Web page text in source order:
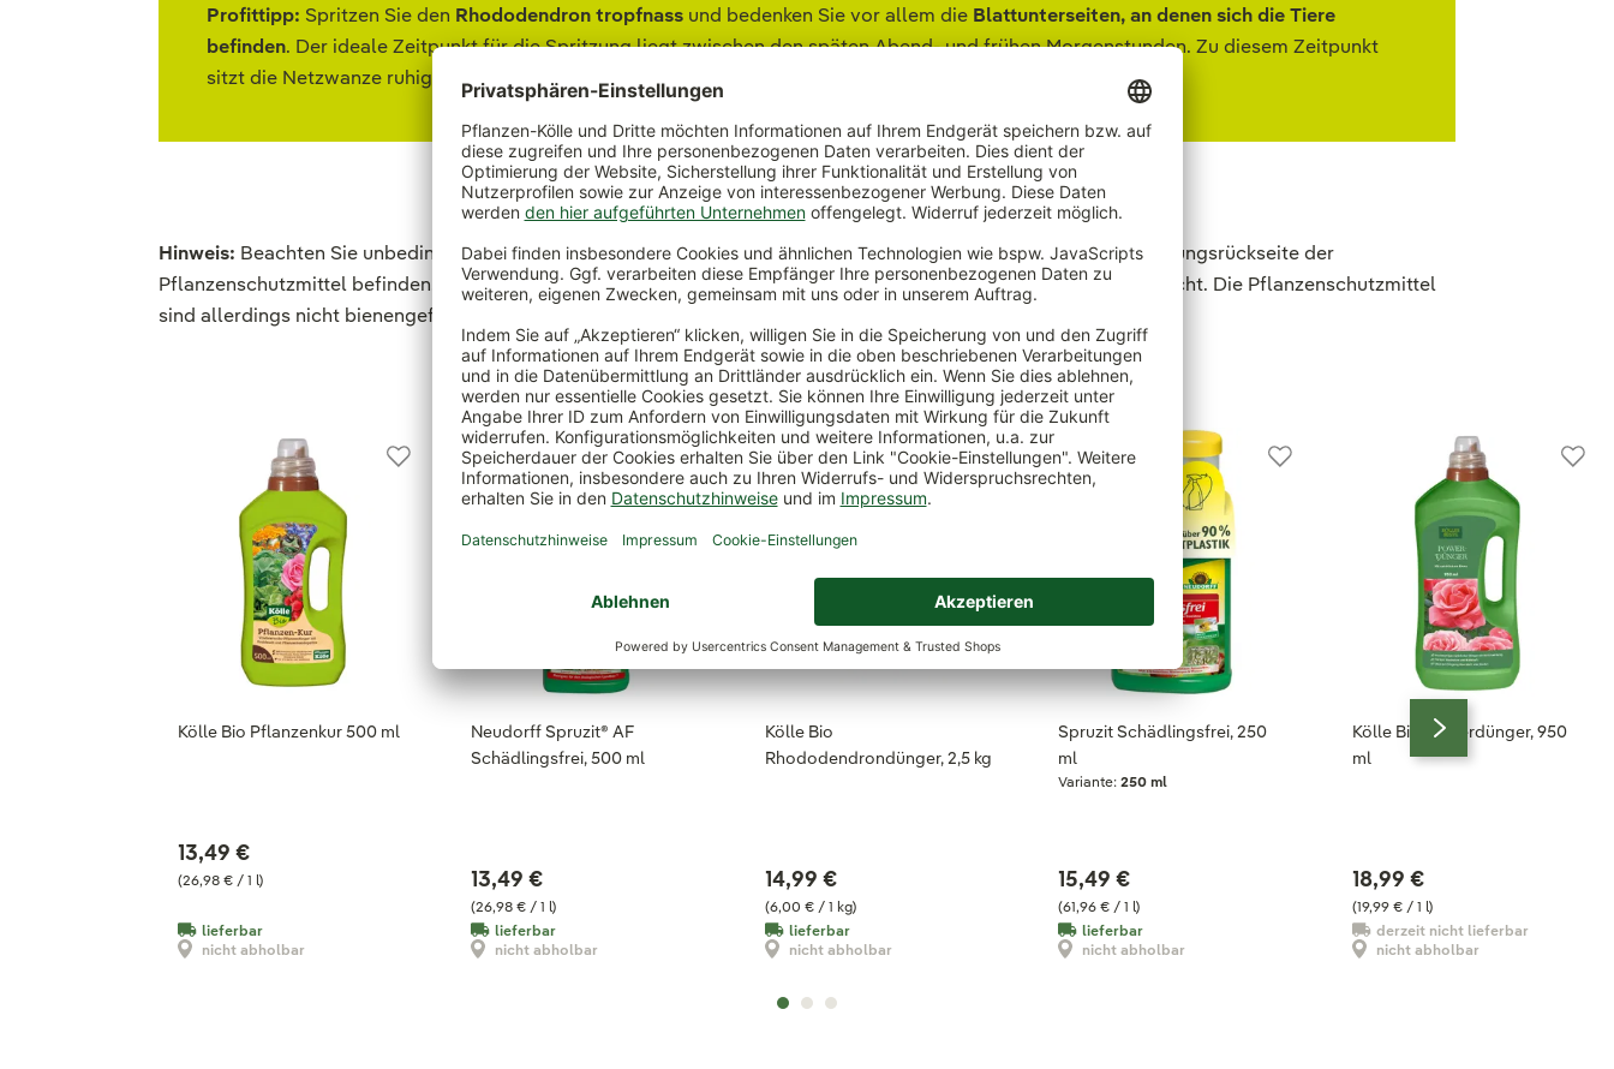
Profittipp: Spritzen Sie den Rhododendron tropfnass und bedenken Sie vor allem die Blattunterseiten, an denen sich die Tiere
befinden. Der ideale Zeitpunkt für die Spritzung liegt zwischen den späten Abend- und frühen Morgenstunden. Zu diesem Zeitpunkt
sitzt die Netzwanze ruhig an der Pflanze. Wiederholen Sie die Insektizidbehandlung nach einer Woche.
Hinweis: Beachten Sie unbedingt die Hinweise zur Anwendung und den Zulassungsgebieten, die sich auf der Packungsrückseite der
Pflanzenschutzmittel befinden. Lesen Sie auch die Warnhinweise und verwenden Sie die Mittel mit äußerster Vorsicht. Die Pflanzenschutzmittel
sind allerdings nicht bienengefährlich.
Kölle Bio Pflanzenkur 500 ml
(26,98 € / 1 l)
13,49 €
lieferbar
nicht abholbar
Neudorff Spruzit® AF
Schädlingsfrei, 500 ml
(26,98 € / 1 l)
13,49 €
lieferbar
nicht abholbar
Kölle Bio
Rhododendrondünger, 2,5 kg
(6,00 € / 1 kg)
14,99 €
lieferbar
nicht abholbar
Spruzit Schädlingsfrei, 250
ml
Variante:250 ml
(61,96 € / 1 l)
15,49 €
lieferbar
nicht abholbar
Kölle Bio Powerdünger, 950
ml
(19,99 € / 1 l)
18,99 €
derzeit nicht lieferbar
nicht abholbar